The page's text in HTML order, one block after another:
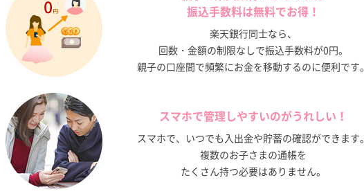
振込手数料は無料でお得！
楽天銀行同士なら、
回数・金額の制限なしで振込手数料が0円。
親子の口座間で頻繁にお金を移動するのに便利です。
スマホで管理しやすいのがうれしい！
スマホで、いつでも入出金や貯蓄の確認ができます。
複数のお子さまの通帳を
たくさん持つ必要はありません。